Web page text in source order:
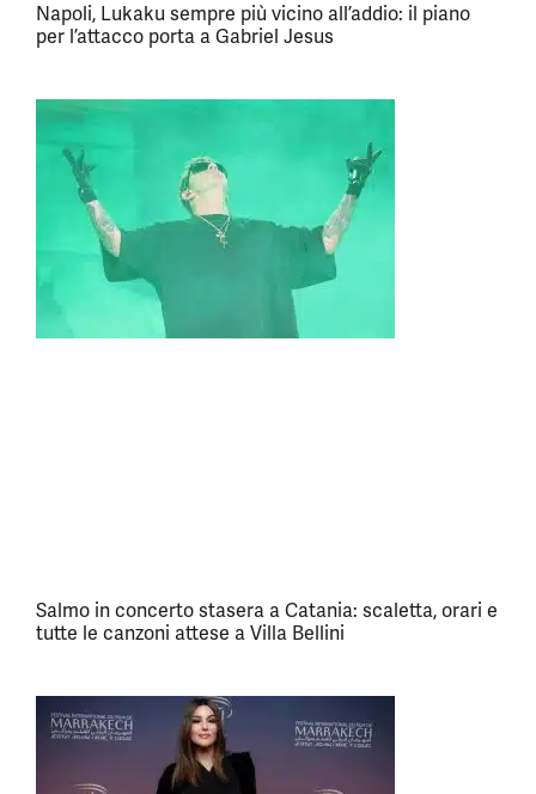
Napoli, Lukaku sempre più vicino all’addio: il piano
per l’attacco porta a Gabriel Jesus
Salmo in concerto stasera a Catania: scaletta, orari e
tutte le canzoni attese a Villa Bellini